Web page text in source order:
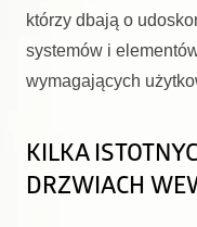
którzy dbają o
systemów i
wymagających
KILKA
DRZWIACH